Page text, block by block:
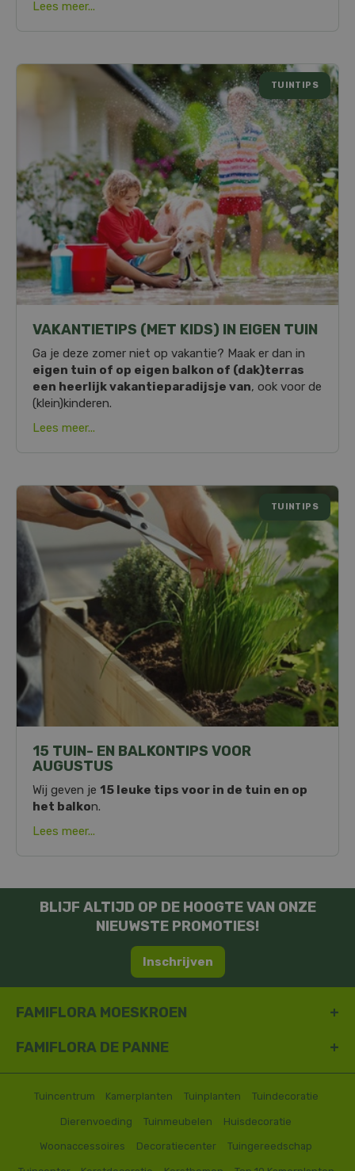
Lees meer...
VAKANTIETIPS (MET KIDS) IN EIGEN TUIN
TUINTIPS
Ga je deze zomer niet op vakantie? Maak er dan in
eigen tuin of op eigen balkon of (dak)terras
een heerlijk vakantieparadijsje van, ook voor de
(klein)kinderen.
Lees meer...
15 TUIN- EN BALKONTIPS VOOR
AUGUSTUS
TUINTIPS
Wij geven je 15 leuke tips voor in de tuin en op
het balkon.
Lees meer...
BLIJF ALTIJD OP DE HOOGTE VAN ONZE
NIEUWSTE PROMOTIES!
Inschrijven
FAMIFLORA MOESKROEN
FAMIFLORA DE PANNE
Tuincentrum Kamerplanten Tuinplanten Tuindecoratie
Dierenvoeding Tuinmeubelen Huisdecoratie
Woonaccessoires Decoratiecenter Tuingereedschap